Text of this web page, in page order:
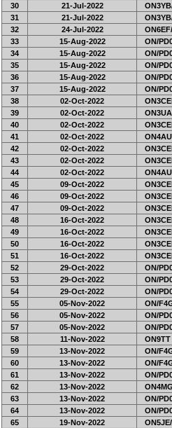
30
21-Jul-2022
31
21-Jul-2022
32
24-Jul-2022
33
15-Aug-2022
ON/
34
15-Aug-2022
ON/
35
15-Aug-2022
ON/
36
15-Aug-2022
ON/
37
15-Aug-2022
ON/
38
02-Oct-2022
39
02-Oct-2022
ON3UA
40
02-Oct-2022
41
02-Oct-2022
42
02-Oct-2022
43
02-Oct-2022
44
02-Oct-2022
45
09-Oct-2022
46
09-Oct-2022
47
09-Oct-2022
48
16-Oct-2022
49
16-Oct-2022
50
16-Oct-2022
51
16-Oct-2022
52
29-Oct-2022
ON/
53
29-Oct-2022
ON/
54
29-Oct-2022
ON/
55
05-Nov-2022
ON/
56
05-Nov-2022
ON/
57
05-Nov-2022
ON/
58
11-Nov-2022
ON9TT
59
13-Nov-2022
ON/
60
13-Nov-2022
ON/
61
13-Nov-2022
ON/
62
13-Nov-2022
63
13-Nov-2022
ON/
64
13-Nov-2022
ON/
65
19-Nov-2022